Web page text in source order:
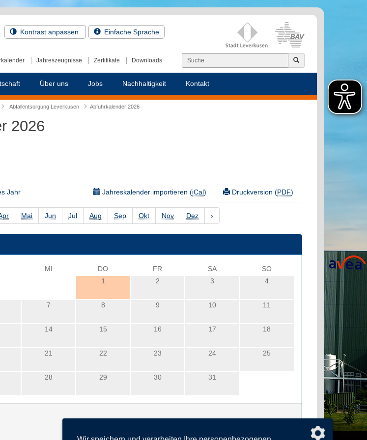
Kontrast anpassen Einfache Sprache
Jahreszeugnisse Zertifikate Downloads
Über uns Jobs Nachhaltigkeit Kontakt
Abfallentsorgung Leverkusen Abfuhrkalender 2026
2026
Jahr Druckversion (PDF)
Jahreskalender importieren (iCal)
Mai Jun Jul Aug Sep Okt Nov Dez ›
MI DO FR SA
SO
1
2 3 4
7 8 9 10 11
14 15 16 17 18
21 22 23 24 25
28 29 30 31